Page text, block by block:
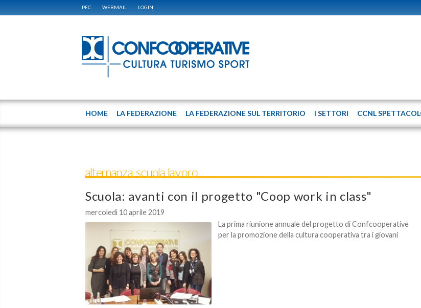
PEC WEBMAIL LOGIN
HOME LA FEDERAZIONE LA FEDERAZIONE SUL TERRITORIO I SETTORI CCNL
alternanza scuola lavoro
Scuola: avanti con il progetto "Coop work in class"
mercoledì 10 aprile 2019
La prima riunione annuale del progetto di Confcooperative
per la promozione della cultura cooperativa tra i giovani